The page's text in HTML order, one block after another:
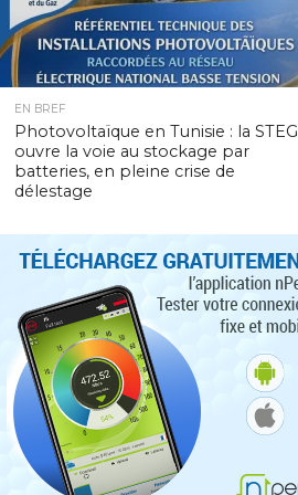
EN BREF
Photovoltaïque en Tunisie : la STEG
ouvre la voie au stockage par
batteries, en pleine crise de
délestage